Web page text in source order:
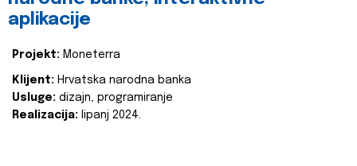
aplikacije
Projekt: Moneterra
Klijent: Hrvatska narodna banka
Usluge: dizajn, programiranje
Realizacija: lipanj 2024.